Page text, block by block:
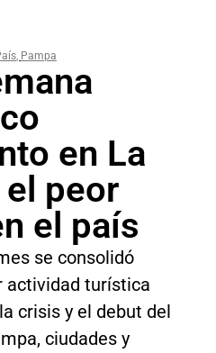
, Pampa
en La
peor
el país
se consolidó
actividad turística
crisis y el debut del
ciudades y